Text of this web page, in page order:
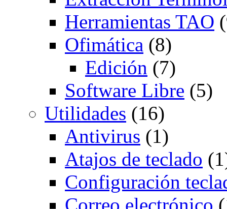
Herramientas TAO
Ofimática (8)
Edición (7)
Software Libre (5)
Utilidades (16)
Antivirus (1)
Atajos de teclado
Configuración